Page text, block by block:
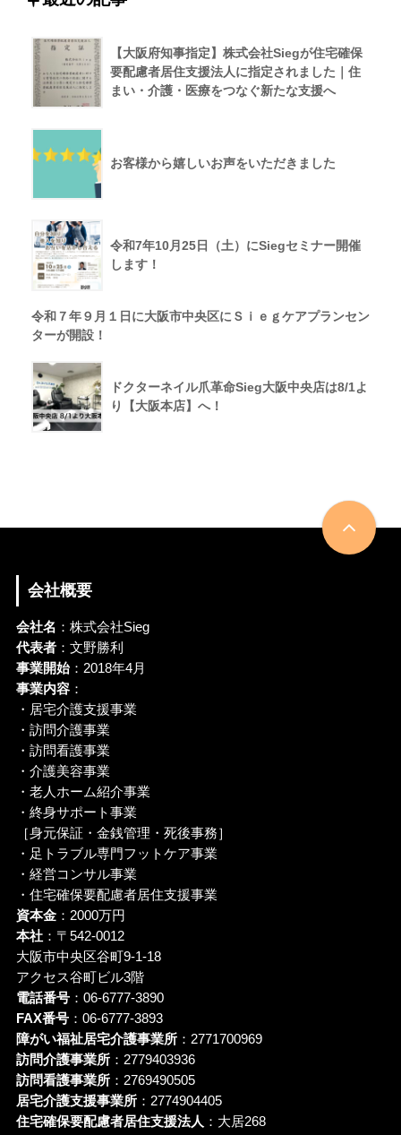
【大阪府知事指定】株式会社Siegが住宅確保
要配慮者居住支援法人に指定されました｜住
まい・介護・医療をつなぐ新たな支援へ
お客様から嬉しいお声をいただきました
令和7年10月25日（土）にSiegセミナー開催
します！
令和７年９月１日に大阪市中央区にＳｉｅｇケアプランセン
ターが開設！
ドクターネイル爪革命Sieg大阪中央店は8/1よ
り【大阪本店】へ！
会社概要
会社名 ：株式会社Sieg
代表者：文野勝利
事業開始：2018年4月
事業内容：
・居宅介護支援事業
・訪問介護事業
・訪問看護事業
・介護美容事業
・老人ホーム紹介事業
・終身サポート事業
［身元保証・金銭管理・死後事務］
・足トラブル専門フットケア事業
・経営コンサル事業
・住宅確保要配慮者居住支援事業
資本金：2000万円
本社：〒542-0012
大阪市中央区谷町9-1-18
アクセス谷町ビル3階
電話番号：06-6777-3890
FAX番号：06-6777-3893
障がい福祉居宅介護事業所：2771700969
訪問介護事業所：2779403936
訪問看護事業所：2769490505
居宅介護支援事業所：2774904405
住宅確保要配慮者居住支援法人 ：大居268